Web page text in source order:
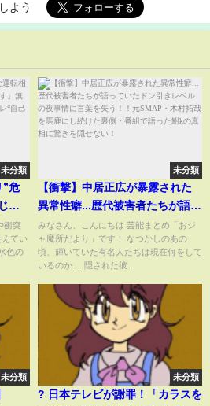
よう
未分類
”危
な
レ
衝突
てい
色の
未分類
【衝撃】中居正広が暴露された
異常性癖...歴代被害者たちが語っ
ていたドン引きレベルの夜事情
に言葉を失う！！元SMAP・木村
拓哉を馬鹿にし続けた裏側・番
せない！
みなさん、こんにちは 芸能まとめ「おジ
ャ魔所だより」です！ なつかしのあの
頃、輝いていた有名人たちは現在何をして
いるのか.... 隠された彼...
未分類 未分類
? 日本テレビが謝罪！「カラスを